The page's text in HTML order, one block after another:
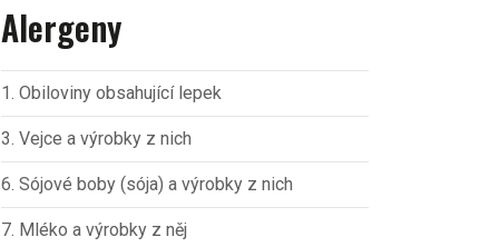
Alergeny
1. Obiloviny obsahující lepek
3. Vejce a výrobky z nich
6. Sójové boby (sója) a výrobky z nich
7. Mléko a výrobky z něj